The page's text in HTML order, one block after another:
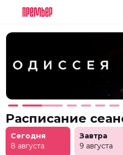
Расписание
Сегодня
8 августа
Завтра
9 августа